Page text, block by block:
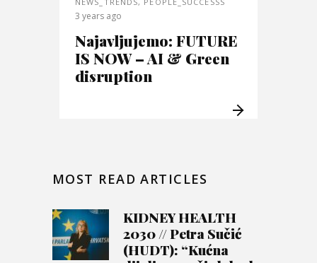
3 years ago
Najavljujemo: FUTURE
IS NOW – AI & Green
disruption
MOST READ ARTICLES
KIDNEY HEALTH
2030 // Petra Sučić
(HUDT): “Kućna